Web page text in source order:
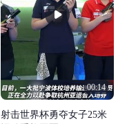
00:14
射击世界杯勇夺女子25米